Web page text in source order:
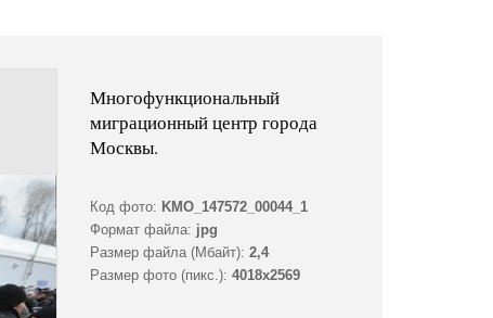
Многофункциональный
миграционный центр города
Москвы.
Код фото: KMO_147572_00044_1
Формат файла: jpg
Размер файла (Мбайт): 2,4
Размер фото (пикс.): 4018x2569